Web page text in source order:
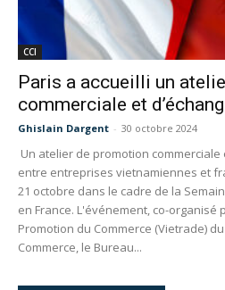
CCI
Paris a accueilli un
commerciale et
Ghislain Dargent - 30 octobre 2024
Un atelier de promotion
entre entreprises vietnamiennes et
21 octobre dans le cadre de la
en France. L'événement, co-organisé
Promotion du Commerce (Vietrade)
Commerce, le Bureau...